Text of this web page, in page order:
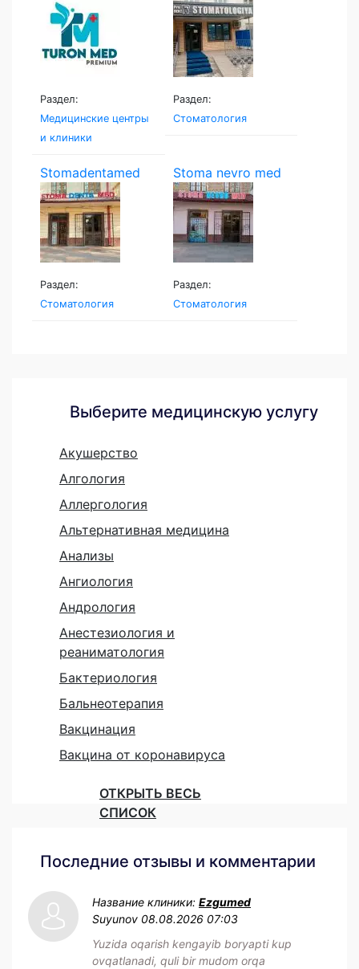
Раздел:
Медицинские центры
и клиники
Раздел:
Стоматология
Stomadentamed
Раздел:
Стоматология
Stoma nevro med
Раздел:
Стоматология
Выберите медицинскую услугу
Акушерство
Алгология
Аллергология
Альтернативная медицина
Анализы
Ангиология
Андрология
Анестезиология и
реаниматология
Бактериология
Бальнеотерапия
Вакцинация
Вакцина от коронавируса
ОТКРЫТЬ ВЕСЬ
СПИСОК
Последние отзывы и комментарии
Название клиники: Ezgumed
Suyunov 08.08.2026 07:03
Yuzida oqarish kengayib boryapti kup
ovqatlanadi, quli bir mudom orqa